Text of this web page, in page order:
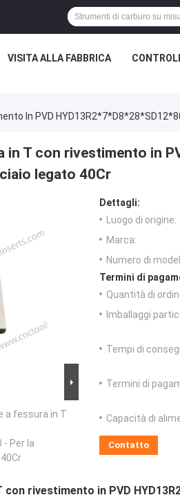
VISITA ALLA FABBRICA
In PVD
in T con rivestimento in
legato 40Cr
a fessura in T
- Per la
Dettagli:
Luogo di origine:
Marca:
Numero di
Termini di
Quantità di
Imballaggi
Tempi di
Termini di
Capacità di
Contatto
rivestimento in PVD